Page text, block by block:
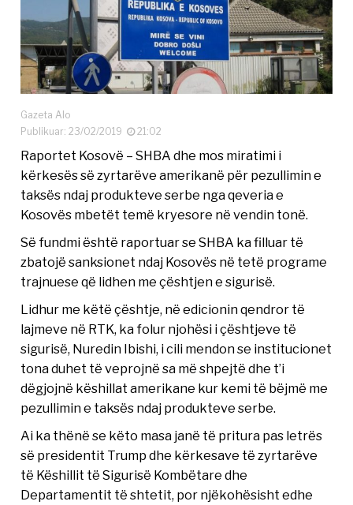
Gazeta Alo
Publikuar: 23/02/2019
21:02
Raportet Kosovë – SHBA dhe mos miratimi i
kërkesës së zyrtarëve amerikanë për pezullimin e
taksës ndaj produkteve serbe nga qeveria e
Kosovës mbetët temë kryesore në vendin tonë.
Së fundmi është raportuar se SHBA ka filluar të
zbatojë sanksionet ndaj Kosovës në tetë programe
trajnuese që lidhen me çështjen e sigurisë.
Lidhur me këtë çështje, në edicionin qendror të
lajmeve në RTK, ka folur njohësi i çështjeve të
sigurisë, Nuredin Ibishi, i cili mendon se institucionet
tona duhet të veprojnë sa më shpejtë dhe t’i
dëgjojnë këshillat amerikane kur kemi të bëjmë me
pezullimin e taksës ndaj produkteve serbe.
Ai ka thënë se këto masa janë të pritura pas letrës
së presidentit Trump dhe kërkesave të zyrtarëve
të Këshillit të Sigurisë Kombëtare dhe
Departamentit të shtetit, por njëkohësisht edhe